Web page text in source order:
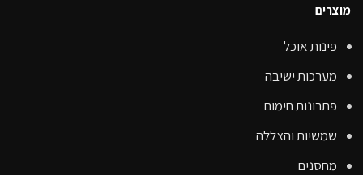
מוצרים
פינות אוכל
מערכות ישיבה
פתרונות חימום
שמשיות והצללה
מחסנים